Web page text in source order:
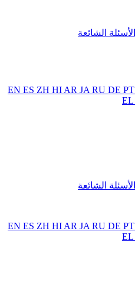
الأسئلة الشائعة
EN ES ZH HI AR JA RU DE PT
EL
الأسئلة الشائعة
EN ES ZH HI AR JA RU DE PT
EL